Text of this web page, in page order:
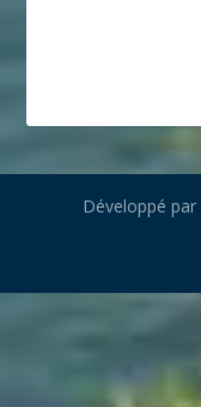
Développé par